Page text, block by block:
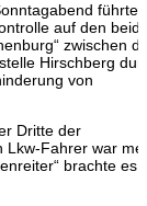
führte
auf den
zwischen
Hirschberg
von
Dritte der
Lkw-Fahrer war
brachte es